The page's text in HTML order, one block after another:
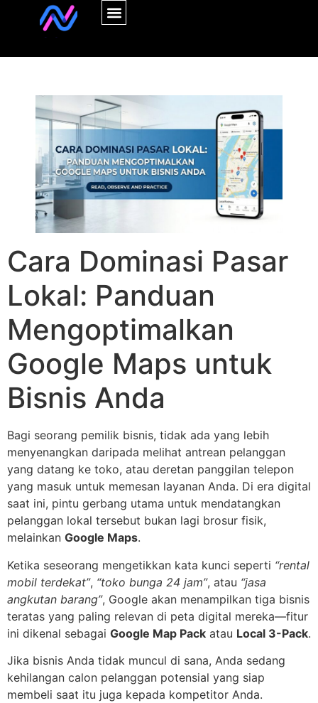
Cara Dominasi Pasar
Lokal: Panduan
Mengoptimalkan
Google Maps untuk
Bisnis Anda
Bagi seorang pemilik bisnis, tidak ada yang lebih
menyenangkan daripada melihat antrean pelanggan
yang datang ke toko, atau deretan panggilan telepon
yang masuk untuk memesan layanan Anda. Di era digital
saat ini, pintu gerbang utama untuk mendatangkan
pelanggan lokal tersebut bukan lagi brosur fisik,
melainkan Google Maps.
Ketika seseorang mengetikkan kata kunci seperti “rental
mobil terdekat”, “toko bunga 24 jam”, atau “jasa
angkutan barang”, Google akan menampilkan tiga bisnis
teratas yang paling relevan di peta digital mereka—fitur
ini dikenal sebagai Google Map Pack atau Local 3-Pack.
Jika bisnis Anda tidak muncul di sana, Anda sedang
kehilangan calon pelanggan potensial yang siap
membeli saat itu juga kepada kompetitor Anda.